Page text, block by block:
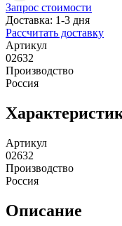
Запрос стоимости
Доставка: 1-3 дня
Рассчитать доставку
Артикул
02632
Производство
Россия
Артикул
02632
Производство
Россия
Описание